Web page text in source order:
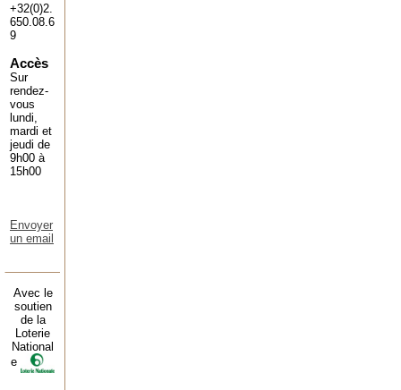
+32(0)2.
650.08.6
9
Accès
Sur
rendez-
vous
lundi,
mardi et
jeudi de
9h00 à
15h00
Envoyer
un email
Avec le
soutien
de la
Loterie
National
e